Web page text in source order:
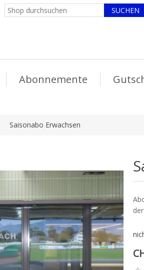
Abonnemente
Saisonabo Erwachsen